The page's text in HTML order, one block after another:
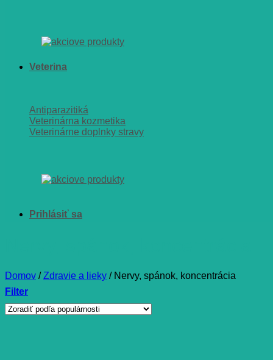
Veterina
Antiparazitiká
Veterinárna kozmetika
Veterinárne doplnky stravy
Domov / Zdravie a lieky /Nervy, spánok, koncentrácia
Filter